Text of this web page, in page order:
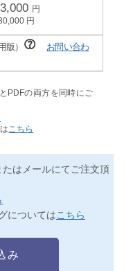
版）
お問い合わ
PDFの両方を同時にご
こちら
はメールにてご注文頂
についてはこちら
み